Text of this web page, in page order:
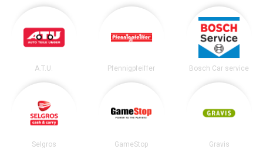
A.T.U. Pfennigpfeiffer Bosch Car service
Selgros GameStop Gravis